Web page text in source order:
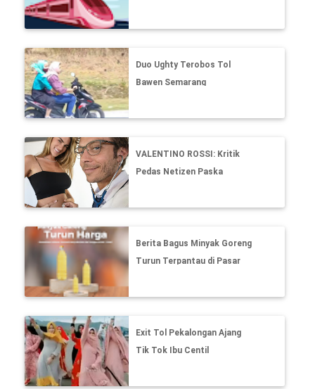
Cepat
Duo Ughty Terobos Tol
Bawen Semarang
VALENTINO ROSSI: Kritik
Pedas Netizen Paska
Novello
Berita Bagus Minyak Goreng
Turun Terpantau di Pasar
Exit Tol Pekalongan Ajang
Tik Tok Ibu Centil